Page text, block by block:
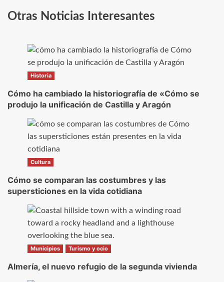
Otras Noticias Interesantes
Historia
Cómo ha cambiado la historiografía de «Cómo se
produjo la unificación de Castilla y Aragón
Cultura
Cómo se comparan las costumbres y las
supersticiones en la vida cotidiana
Municipios Turismo y ocio
Almería, el nuevo refugio de la segunda vivienda